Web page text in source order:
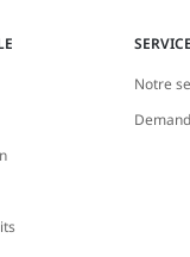
Notre